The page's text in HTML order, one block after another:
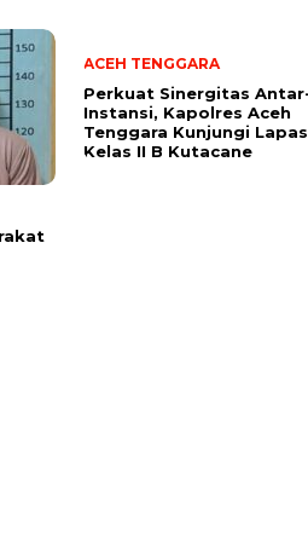
ACEH TENGGARA
Perkuat Sinergitas
Instansi, Kapolres Aceh
Tenggara Kunjungi Lapas
Kelas II B Kutacane